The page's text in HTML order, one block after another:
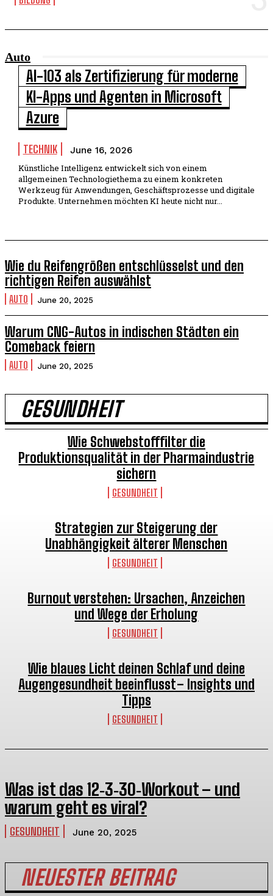
Auto
AI-103 als Zertifizierung für moderne
KI-Apps und Agenten in Microsoft
Azure
TECHNIK
June 16, 2026
Künstliche Intelligenz entwickelt sich von einem
allgemeinen Technologiethema zu einem konkreten
Werkzeug für Anwendungen, Geschäftsprozesse und digitale
Produkte. Unternehmen möchten KI heute nicht nur...
Wie du Reifengrößen entschlüsselst und den
richtigen Reifen auswählst
AUTO June 20, 2025
Warum CNG-Autos in indischen Städten ein
Comeback feiern
AUTO June 20, 2025
GESUNDHEIT
Wie Schwebstofffilter die
Produktionsqualität in der Pharmaindustrie
sichern
GESUNDHEIT
Strategien zur Steigerung der
Unabhängigkeit älterer Menschen
GESUNDHEIT
Burnout verstehen: Ursachen, Anzeichen
und Wege der Erholung
GESUNDHEIT
Wie blaues Licht deinen Schlaf und deine
Augengesundheit beeinflusst – Insights und
Tipps
GESUNDHEIT
Was ist das 12‑3‑30‑Workout – und
warum geht es viral?
GESUNDHEIT June 20, 2025
NEUESTER BEITRAG